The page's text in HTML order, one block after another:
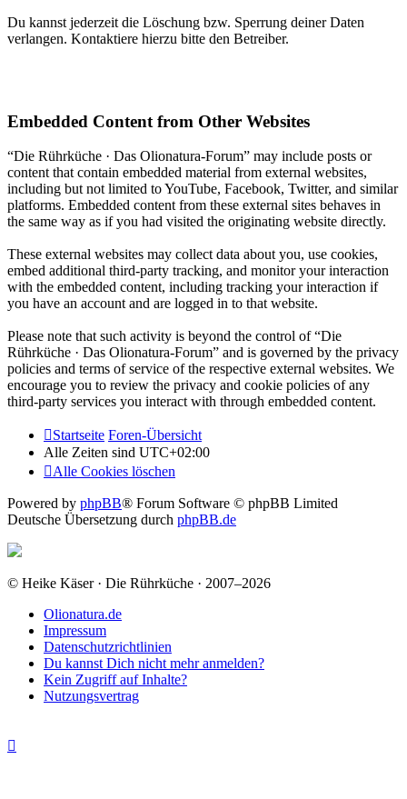
Du kannst jederzeit die Löschung bzw. Sperrung deiner Daten
verlangen. Kontaktiere hierzu bitte den Betreiber.
Embedded Content from Other Websites
“Die Rührküche · Das Olionatura-Forum” may include posts or
content that contain embedded material from external websites,
including but not limited to YouTube, Facebook, Twitter, and similar
platforms. Embedded content from these external sites behaves in
the same way as if you had visited the originating website directly.
These external websites may collect data about you, use cookies,
embed additional third-party tracking, and monitor your interaction
with the embedded content, including tracking your interaction if
you have an account and are logged in to that website.
Please note that such activity is beyond the control of “Die
Rührküche · Das Olionatura-Forum” and is governed by the privacy
policies and terms of service of the respective external websites. We
encourage you to review the privacy and cookie policies of any
third-party services you interact with through embedded content.
Startseite Foren-Übersicht
Alle Zeiten sind UTC+02:00
Alle Cookies löschen
Powered by phpBB® Forum Software © phpBB Limited
Deutsche Übersetzung durch phpBB.de
© Heike Käser · Die Rührküche · 2007–2026
Olionatura.de
Impressum
Datenschutzrichtlinien
Du kannst Dich nicht mehr anmelden?
Kein Zugriff auf Inhalte?
Nutzungsvertrag